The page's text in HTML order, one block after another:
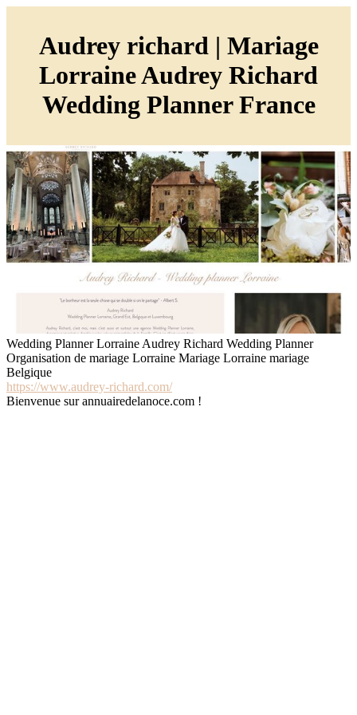
Audrey richard | Mariage
Lorraine Audrey Richard
Wedding Planner France
Wedding Planner Lorraine Audrey Richard Wedding Planner
Organisation de mariage Lorraine Mariage Lorraine mariage
Belgique
https://www.audrey-richard.com/
Bienvenue sur annuairedelanoce.com !